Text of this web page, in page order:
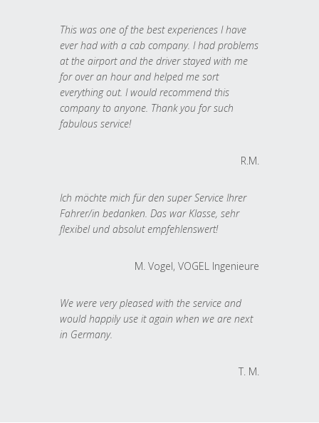
This was one of the best experiences I have
ever had with a cab company. I had problems
at the airport and the driver stayed with me
for over an hour and helped me sort
everything out. I would recommend this
company to anyone. Thank you for such
fabulous service!
R.M.
Ich möchte mich für den super Service Ihrer
Fahrer/in bedanken. Das war Klasse, sehr
flexibel und absolut empfehlenswert!
M. Vogel, VOGEL Ingenieure
We were very pleased with the service and
would happily use it again when we are next
in Germany.
T. M.